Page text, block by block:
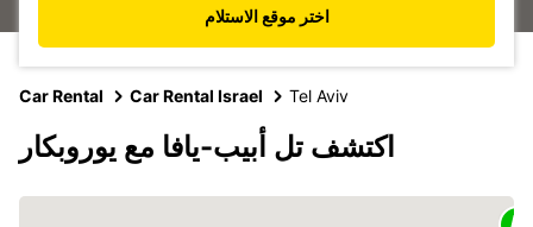
اختر موقع الاستلام
Car Rental Car Rental Israel Tel Aviv
اكتشف تل أبيب-يافا مع يوروبكار